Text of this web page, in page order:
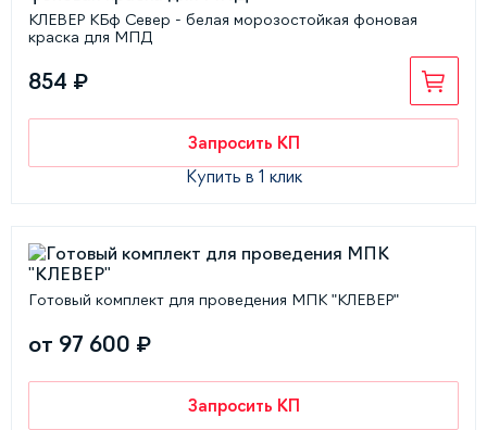
КЛЕВЕР КБф Север - белая морозостойкая фоновая
краска для МПД
854 ₽
Запросить КП
Купить в 1 клик
Готовый комплект для проведения МПК "КЛЕВЕР"
от 97 600 ₽
Запросить КП